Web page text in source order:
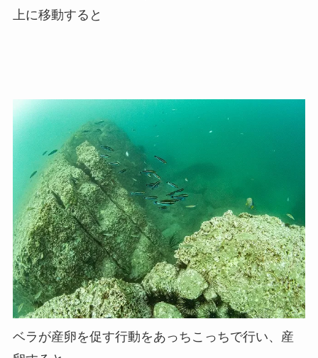
上に移動すると
ベラが産卵を促す行動をあっちこっちで行い、産